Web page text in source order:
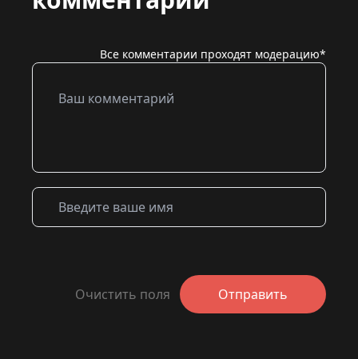
Все комментарии проходят модерацию*
Очистить поля Отправить